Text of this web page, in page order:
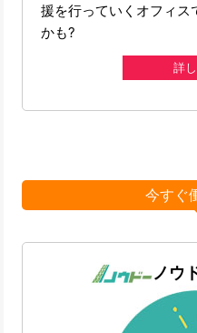
援を行っていくオフィス
かも?
詳
今すぐ
ノウ